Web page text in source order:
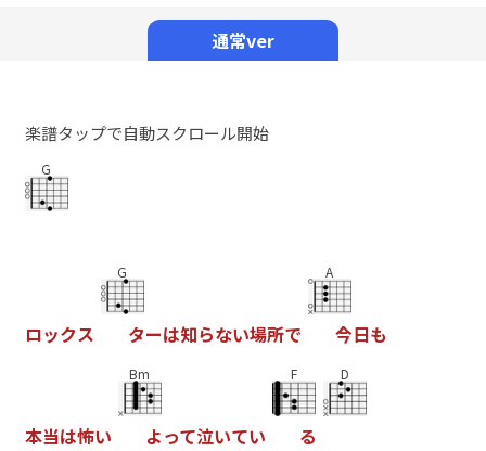
通常ver
楽譜タップで自動スクロール開始
G
ロックス
G
ターは知らない場所で
A
今日も
本当は怖い
Bm
よって泣いてい
F
る
D